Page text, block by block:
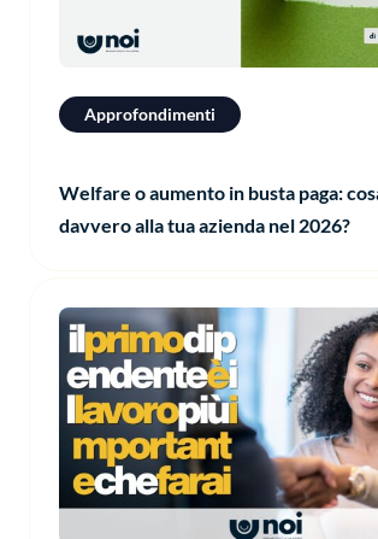
Approfondimenti
Welfare o aumento in busta paga:
davvero alla tua azienda nel 2026?